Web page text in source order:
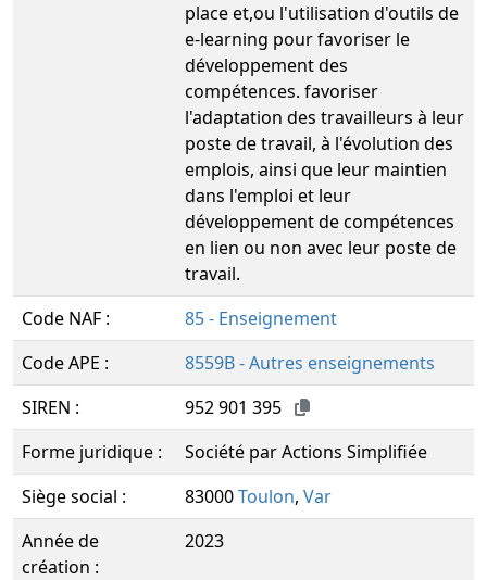
place et,ou l'utilisation d'outils de
e-learning pour favoriser le
développement des
compétences. favoriser
l'adaptation des travailleurs à leur
poste de travail, à l'évolution des
emplois, ainsi que leur maintien
dans l'emploi et leur
développement de compétences
en lien ou non avec leur poste de
travail.
Code NAF :
85 - Enseignement
Code APE :
8559B - Autres enseignements
SIREN :
952 901 395
Forme juridique :
Société par Actions Simplifiée
Siège social :
83000Toulon, Var
Année de
création :
2023